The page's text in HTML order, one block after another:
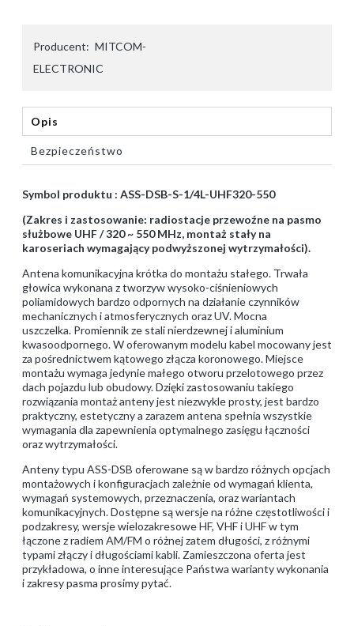
Producent: MITCOM-
ELECTRONIC
Opis
Bezpieczeństwo
Symbol produktu : ASS-DSB-S-1/4L-UHF320-550
(Zakres i zastosowanie: radiostacje przewoźne na pasmo
służbowe UHF / 320 ~ 550 MHz, montaż stały na
karoseriach wymagający podwyższonej wytrzymałości).
Antena komunikacyjna krótka do montażu stałego. Trwała
głowica wykonana z tworzyw wysoko-ciśnieniowych
poliamidowych bardzo odpornych na działanie czynników
mechanicznych i atmosferycznych oraz UV. Mocna
uszczelka. Promiennik ze stali nierdzewnej i aluminium
kwasoodpornego. W oferowanym modelu kabel mocowany jest
za pośrednictwem kątowego złącza koronowego. Miejsce
montażu wymaga jedynie małego otworu przelotowego przez
dach pojazdu lub obudowy. Dzięki zastosowaniu takiego
rozwiązania montaż anteny jest niezwykle prosty, jest bardzo
praktyczny, estetyczny a zarazem antena spełnia wszystkie
wymagania dla zapewnienia optymalnego zasięgu łączności
oraz wytrzymałości.
Anteny typu ASS-DSB oferowane są w bardzo różnych opcjach
montażowych i konfiguracjach zależnie od wymagań klienta,
wymagań systemowych, przeznaczenia, oraz wariantach
komunikacyjnych. Dostępne są wersje na różne częstotliwości i
podzakresy, wersje wielozakresowe HF, VHF i UHF w tym
łączone z radiem AM/FM o różnej zatem długości, z różnymi
typami złączy i długościami kabli. Zamieszczona oferta jest
przykładowa, o inne interesujące Państwa warianty wykonania
i zakresy pasma prosimy pytać.